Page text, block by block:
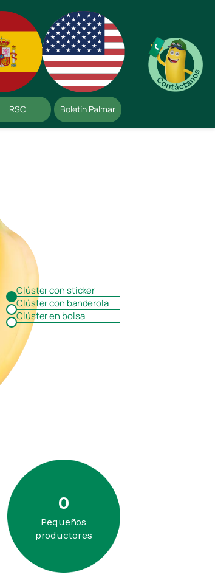
Instagram
LinkedIn
YouTube
RSC Boletín Palmar
Clúster con sticker
Clúster con banderola
Clúster en bolsa
0
Pequeños
productores